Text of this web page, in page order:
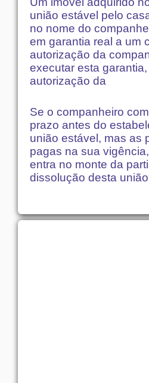
união estável pelo
no nome do
em garantia real a um
autorização da
executar esta
autorização da
Se o companheiro
prazo antes do
união estável, mas as
pagas na sua
entra no monte da
dissolução desta